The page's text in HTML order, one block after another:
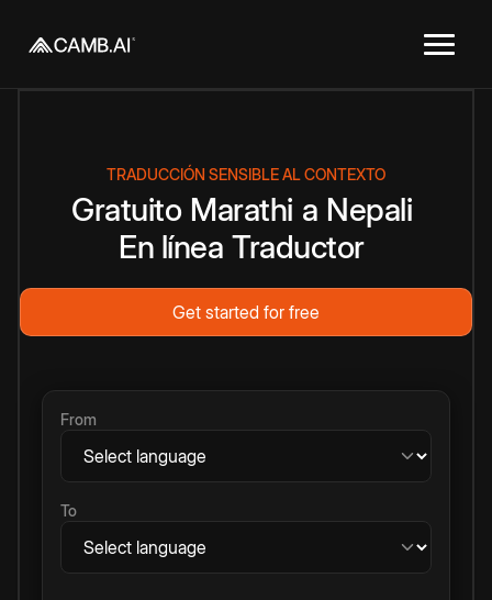
TRADUCCIÓN SENSIBLE AL CONTEXTO
Gratuito Marathi a Nepali
En línea Traductor
Get started for free
From
To